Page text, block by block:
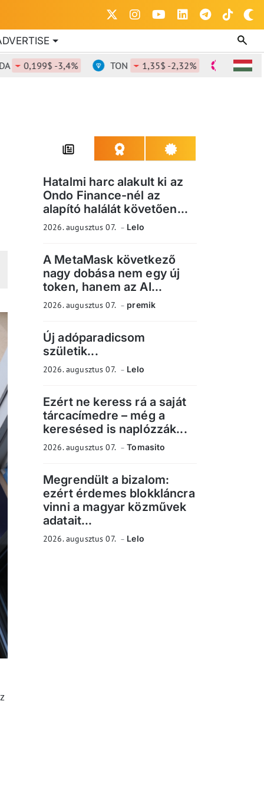
0,199$ -3,4% TON 1,35$ -2,32% DOT
Hatalmi harc alakult ki az
Ondo Finance-nél az
alapító halálát követően...
2026. augusztus 07. Lelo
A MetaMask következő
nagy dobása nem egy új
token, hanem az AI...
2026. augusztus 07. premik
Új adóparadicsom
születik...
2026. augusztus 07. Lelo
Ezért ne keress rá a saját
tárcacímedre – még a
keresésed is naplózzák...
2026. augusztus 07. Tomasito
Megrendült a bizalom:
ezért érdemes blokkláncra
vinni a magyar közművek
adatait...
2026. augusztus 07. Lelo